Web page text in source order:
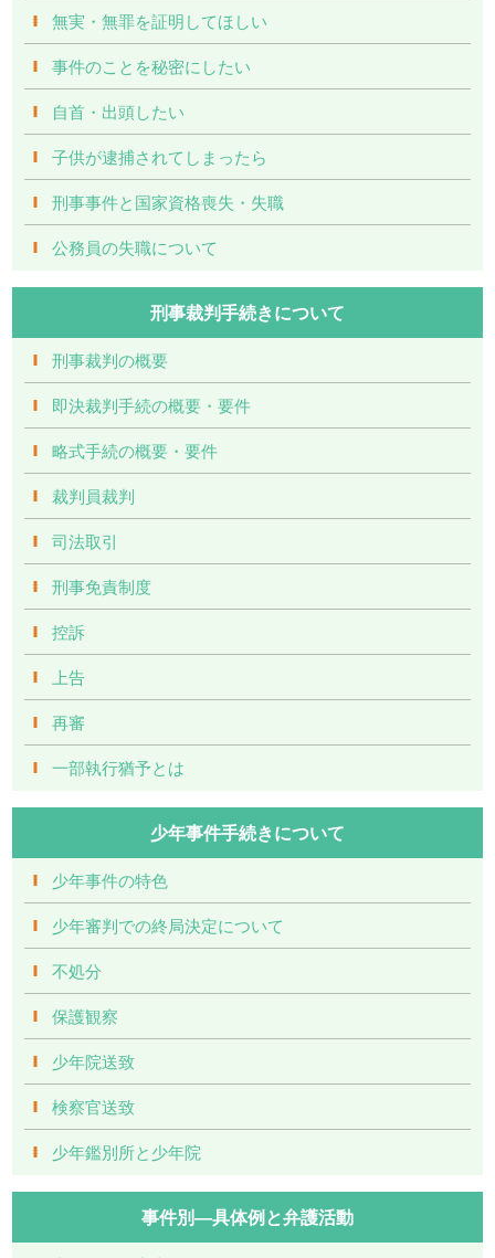
無実・無罪を証明してほしい
事件のことを秘密にしたい
自首・出頭したい
子供が逮捕されてしまったら
刑事事件と国家資格喪失・失職
公務員の失職について
刑事裁判手続きについて
刑事裁判の概要
即決裁判手続の概要・要件
略式手続の概要・要件
裁判員裁判
司法取引
刑事免責制度
控訴
上告
再審
一部執行猶予とは
少年事件手続きについて
少年事件の特色
少年審判での終局決定について
不処分
保護観察
少年院送致
検察官送致
少年鑑別所と少年院
事件別―具体例と弁護活動